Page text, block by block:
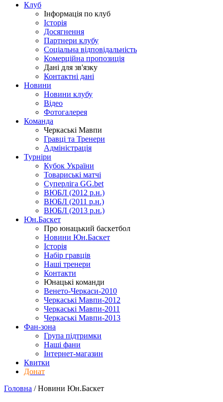
Клуб
Інформація по клуб
Історія
Досягнення
Партнери клубу
Соціальна відповідальність
Комерційна пропозиція
Дані для зв'язку
Контактні дані
Новини
Новини клубу
Відео
Фотогалерея
Команда
Черкаські Мавпи
Гравці та Тренери
Адміністрація
Турніри
Кубок України
Товариські матчі
Суперліга GG.bet
ВЮБЛ (2012 р.н.)
ВЮБЛ (2011 р.н.)
ВЮБЛ (2013 р.н.)
Юн.Баскет
Про юнацький баскетбол
Новини Юн.Баскет
Історія
Набір гравців
Наші тренери
Контакти
Юнацькі команди
Венето-Черкаси-2010
Черкаські Мавпи-2012
Черкаські Мавпи-2011
Черкаські Мавпи-2013
Фан-зона
Група підтримки
Наші фани
Інтернет-магазин
Квитки
Донат
Головна /Новини Юн.Баскет